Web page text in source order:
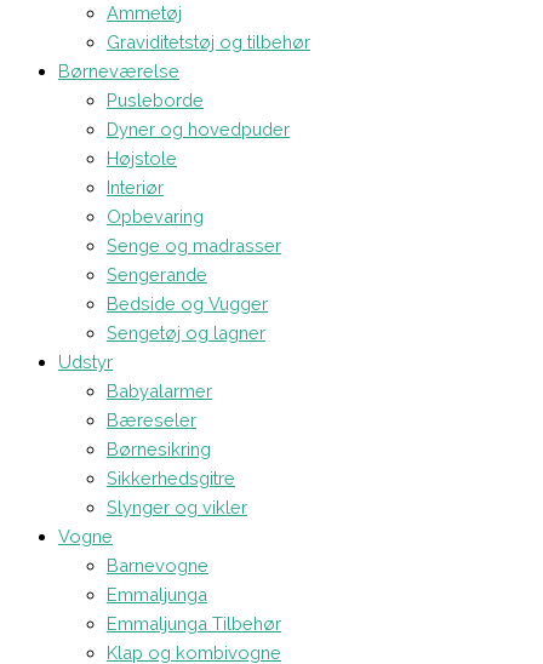
Ammetøj
Graviditetstøj og tilbehør
Børneværelse
Pusleborde
Dyner og hovedpuder
Højstole
Interiør
Opbevaring
Senge og madrasser
Sengerande
Bedside og Vugger
Sengetøj og lagner
Udstyr
Babyalarmer
Bæreseler
Børnesikring
Sikkerhedsgitre
Slynger og vikler
Vogne
Barnevogne
Emmaljunga
Emmaljunga Tilbehør
Klap og kombivogne